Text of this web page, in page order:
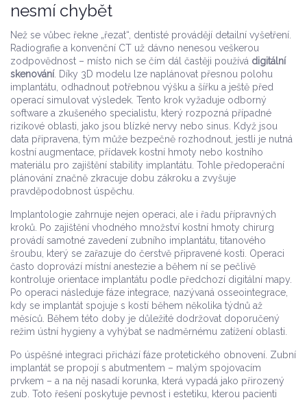
nesmí chybět
Než se vůbec řekne „řezat“, dentisté provádějí detailní vyšetření.
Radiografie a konvenční CT už dávno nenesou veškerou
zodpovědnost – místo nich se čím dál častěji používá digitální
skenování . Díky 3D modelu lze naplánovat přesnou polohu
implantátu, odhadnout potřebnou výšku a šířku a ještě před
operací simulovat výsledek. Tento krok vyžaduje odborný
software a zkušeného specialistu, který rozpozná případné
rizikové oblasti, jako jsou blízké nervy nebo sinus. Když jsou
data připravena, tým může bezpečně rozhodnout, jestli je nutná
kostní augmentace přídavek kostní hmoty nebo kostního
materiálu pro zajištění stability implantátu . Tohle předoperační
plánování značně zkracuje dobu zákroku a zvyšuje
pravděpodobnost úspěchu.
Implantologie zahrnuje nejen operaci, ale i řadu přípravných
kroků. Po zajištění vhodného množství kostní hmoty chirurg
provádí samotné zavedení zubního implantátu titanového
šroubu, který se zařazuje do čerstvě připravené kosti . Operaci
často doprovází místní anestezie a během ní se pečlivě
kontroluje orientace implantátu podle předchozí digitální mapy.
Po operaci následuje fáze integrace, nazývaná osseointegrace,
kdy se implantát spojuje s kostí během několika týdnů až
měsíců. Během této doby je důležité dodržovat doporučený
režim ústní hygieny a vyhýbat se nadměrnému zatížení oblasti.
Po úspěšné integraci přichází fáze protetického obnovení. Zubní
implantát se propojí s abutmentem – malým spojovacím
prvkem – a na něj nasadí korunka, která vypadá jako přirozený
zub. Toto řešení poskytuje pevnost i estetiku, kterou pacienti